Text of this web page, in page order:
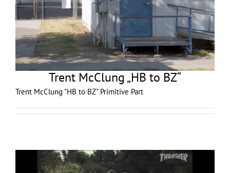
Trent McClung „HB to BZ“
Trent McClung "HB to BZ" Primitive Part